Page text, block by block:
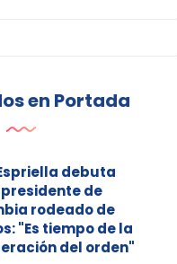
en Portada
debuta
de
rodeado de
"Es tiempo de la
del orden"